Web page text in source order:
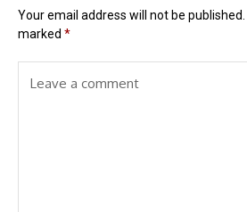
Your email address will not be published.
marked *